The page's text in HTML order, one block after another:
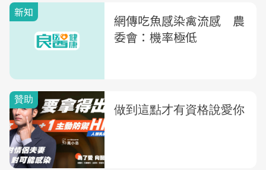
新知
網傳吃魚感染禽流感 農
委會：機率極低